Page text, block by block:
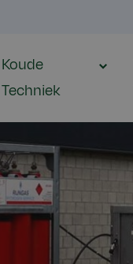
Koude
Techniek